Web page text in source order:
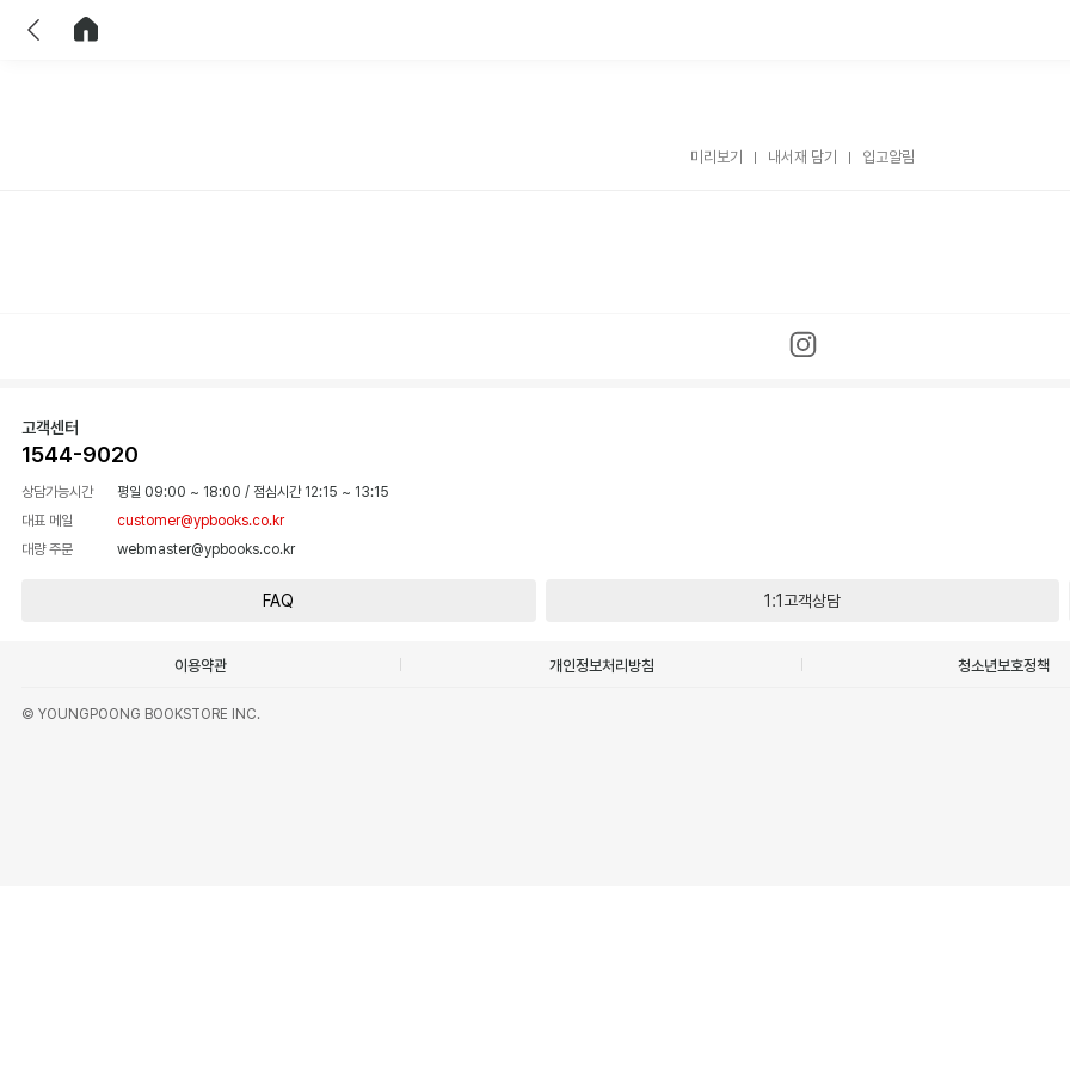
미리보기 내서재 담기 입고알림
고객센터
1544-9020
상담가능시간 평일 09:00 ~ 18:00 / 점심시간 12:15 ~ 13:15
대표 메일
customer@ypbooks.co.kr
대량 주문
webmaster@ypbooks.co.kr
FAQ 1:1고객상담
이용약관 개인정보처리방침 청소년보호정책
© YOUNGPOONG BOOKSTORE INC.